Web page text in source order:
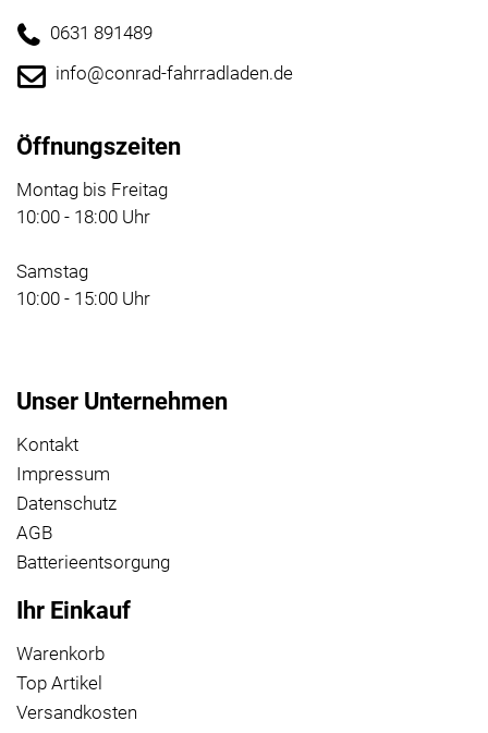
0631 891489
info@conrad-fahrradladen.de
Öffnungszeiten
Montag bis Freitag
10:00 - 18:00 Uhr
Samstag
10:00 - 15:00 Uhr
Unser Unternehmen
Kontakt
Impressum
Datenschutz
AGB
Batterieentsorgung
Ihr Einkauf
Warenkorb
Top Artikel
Versandkosten